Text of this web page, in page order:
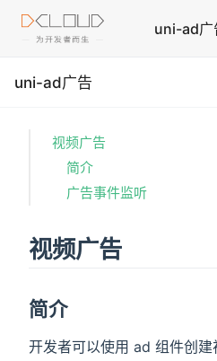
uni-ad广
uni-ad广告
视频广告
简介
广告事件监听
视频广告
简介
开发者可以使用 ad 组件创